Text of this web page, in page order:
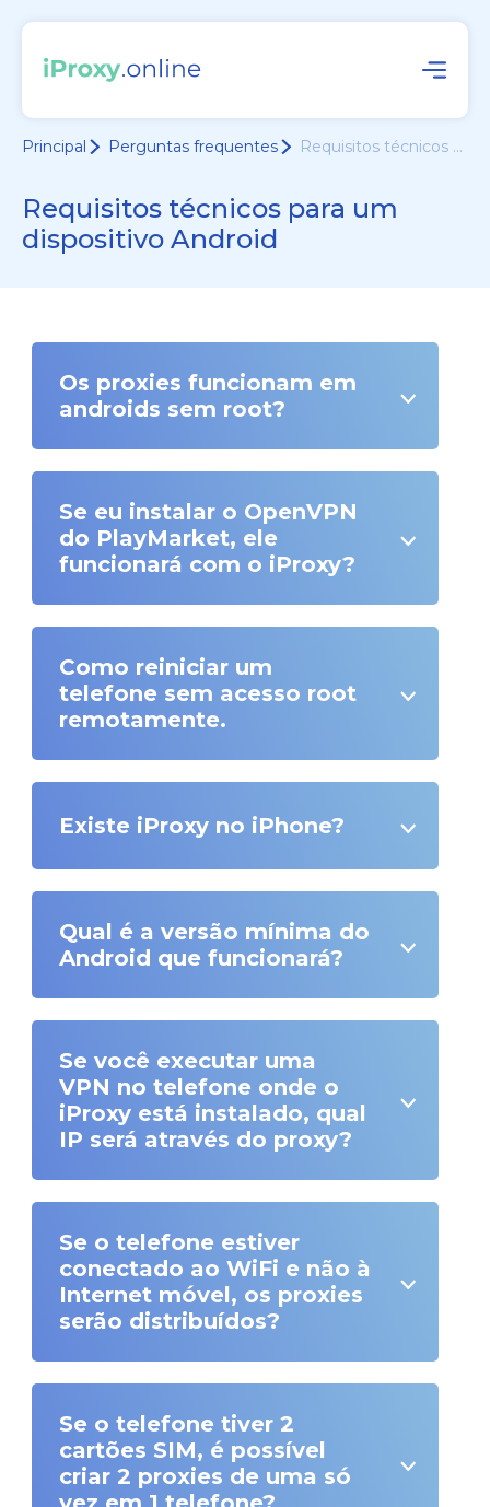
Principal Perguntas frequentes Requisitos técnicos ...
Requisitos técnicos para um
dispositivo Android
Os proxies funcionam em
androids sem root?
Se eu instalar o OpenVPN
do PlayMarket, ele
funcionará com o iProxy?
Como reiniciar um
telefone sem acesso root
remotamente.
Existe iProxy no iPhone?
Qual é a versão mínima do
Android que funcionará?
Se você executar uma
VPN no telefone onde o
iProxy está instalado, qual
IP será através do proxy?
Se o telefone estiver
conectado ao WiFi e não à
Internet móvel, os proxies
serão distribuídos?
Se o telefone tiver 2
cartões SIM, é possível
criar 2 proxies de uma só